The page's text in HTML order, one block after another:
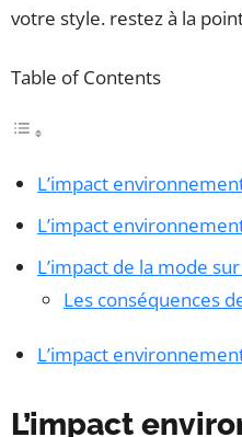
Table of Contents
L’impact
L’impact
L’impact de la mode
Les conséquences
L’impact
L’impact